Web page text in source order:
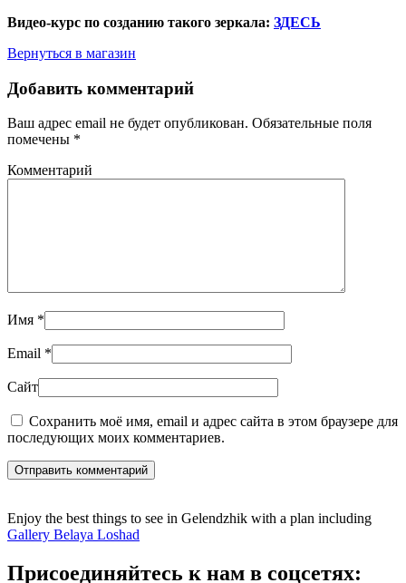
Видео-курс по созданию такого зеркала: ЗДЕСЬ
Вернуться в магазин
Добавить комментарий
Ваш адрес email не будет опубликован. Обязательные поля
помечены *
Комментарий
Имя *
Email *
Сайт
Сохранить моё имя, email и адрес сайта в этом браузере для
последующих моих комментариев.
Отправить комментарий
Enjoy the best things to see in Gelendzhik with a plan including
Gallery Belaya Loshad
Присоединяйтесь к нам в соцсетях: